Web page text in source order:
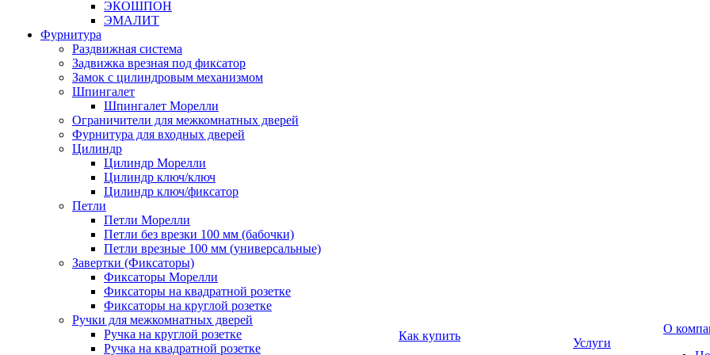
ЭКОШПОН
ЭМАЛИТ
Фурнитура
Раздвижная система
Задвижка врезная под фиксатор
Замок с цилиндровым механизмом
Шпингалет
Шпингалет Морелли
Ограничители для межкомнатных дверей
Фурнитура для входных дверей
Цилиндр
Цилиндр Морелли
Цилиндр ключ/ключ
Цилиндр ключ/фиксатор
Петли
Петли Морелли
Петли без врезки 100 мм (бабочки)
Петли врезные 100 мм (универсальные)
Завертки (Фиксаторы)
Фиксаторы Морелли
Фиксаторы на квадратной розетке
Фиксаторы на круглой розетке
Ручки для межкомнатных дверей
Ручка на круглой розетке
Ручка на квадратной розетке
Как купить
Услуги
О